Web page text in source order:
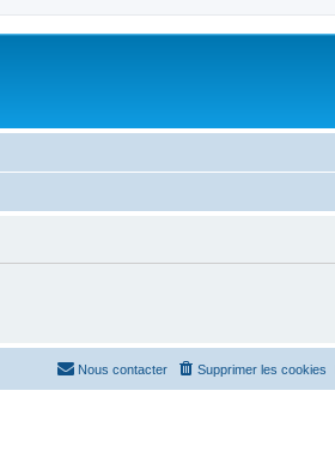
Supprimer les cookies
Nous contacter